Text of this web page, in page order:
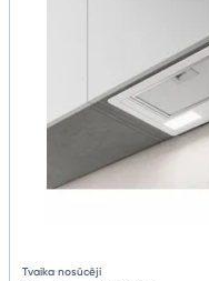
Tvaika nosūcēji